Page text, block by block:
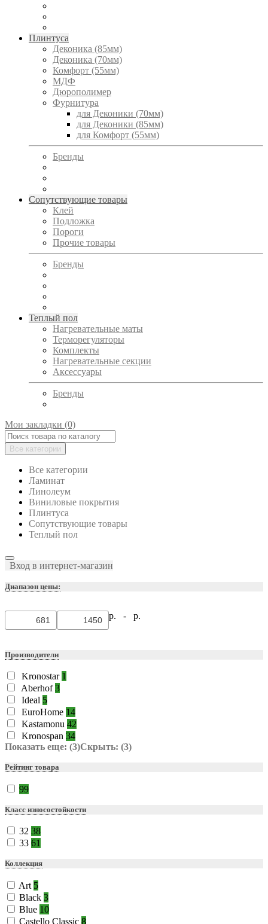
Плинтуса
Деконика (85мм)
Деконика (70мм)
Комфорт (55мм)
МДФ
Дюрополимер
Фурнитура
для Деконики (70мм)
для Деконики (85мм)
для Комфорт (55мм)
Бренды
Сопутствующие товары
Клей
Подложка
Пороги
Прочие товары
Бренды
Теплый пол
Нагревательные маты
Терморегуляторы
Комплекты
Нагревательные секции
Аксессуары
Бренды
Мои закладки (0)
Все категории
Все категории
Ламинат
Линолеум
Виниловые покрытия
Плинтуса
Сопутствующие товары
Теплый пол
Вход в интернет-магазин
Диапазон цены:
р. - р.
Производители
Kronostar 1
Aberhof3
Ideal 5
EuroHome 14
Kastamonu 42
Kronospan 34
Показать еще: (3)Скрыть: (3)
Рейтинг товара
99
Класс износостойкости
32 38
33 61
Коллекция
Art 5
Black 3
Blue 10
Castello Classic 8